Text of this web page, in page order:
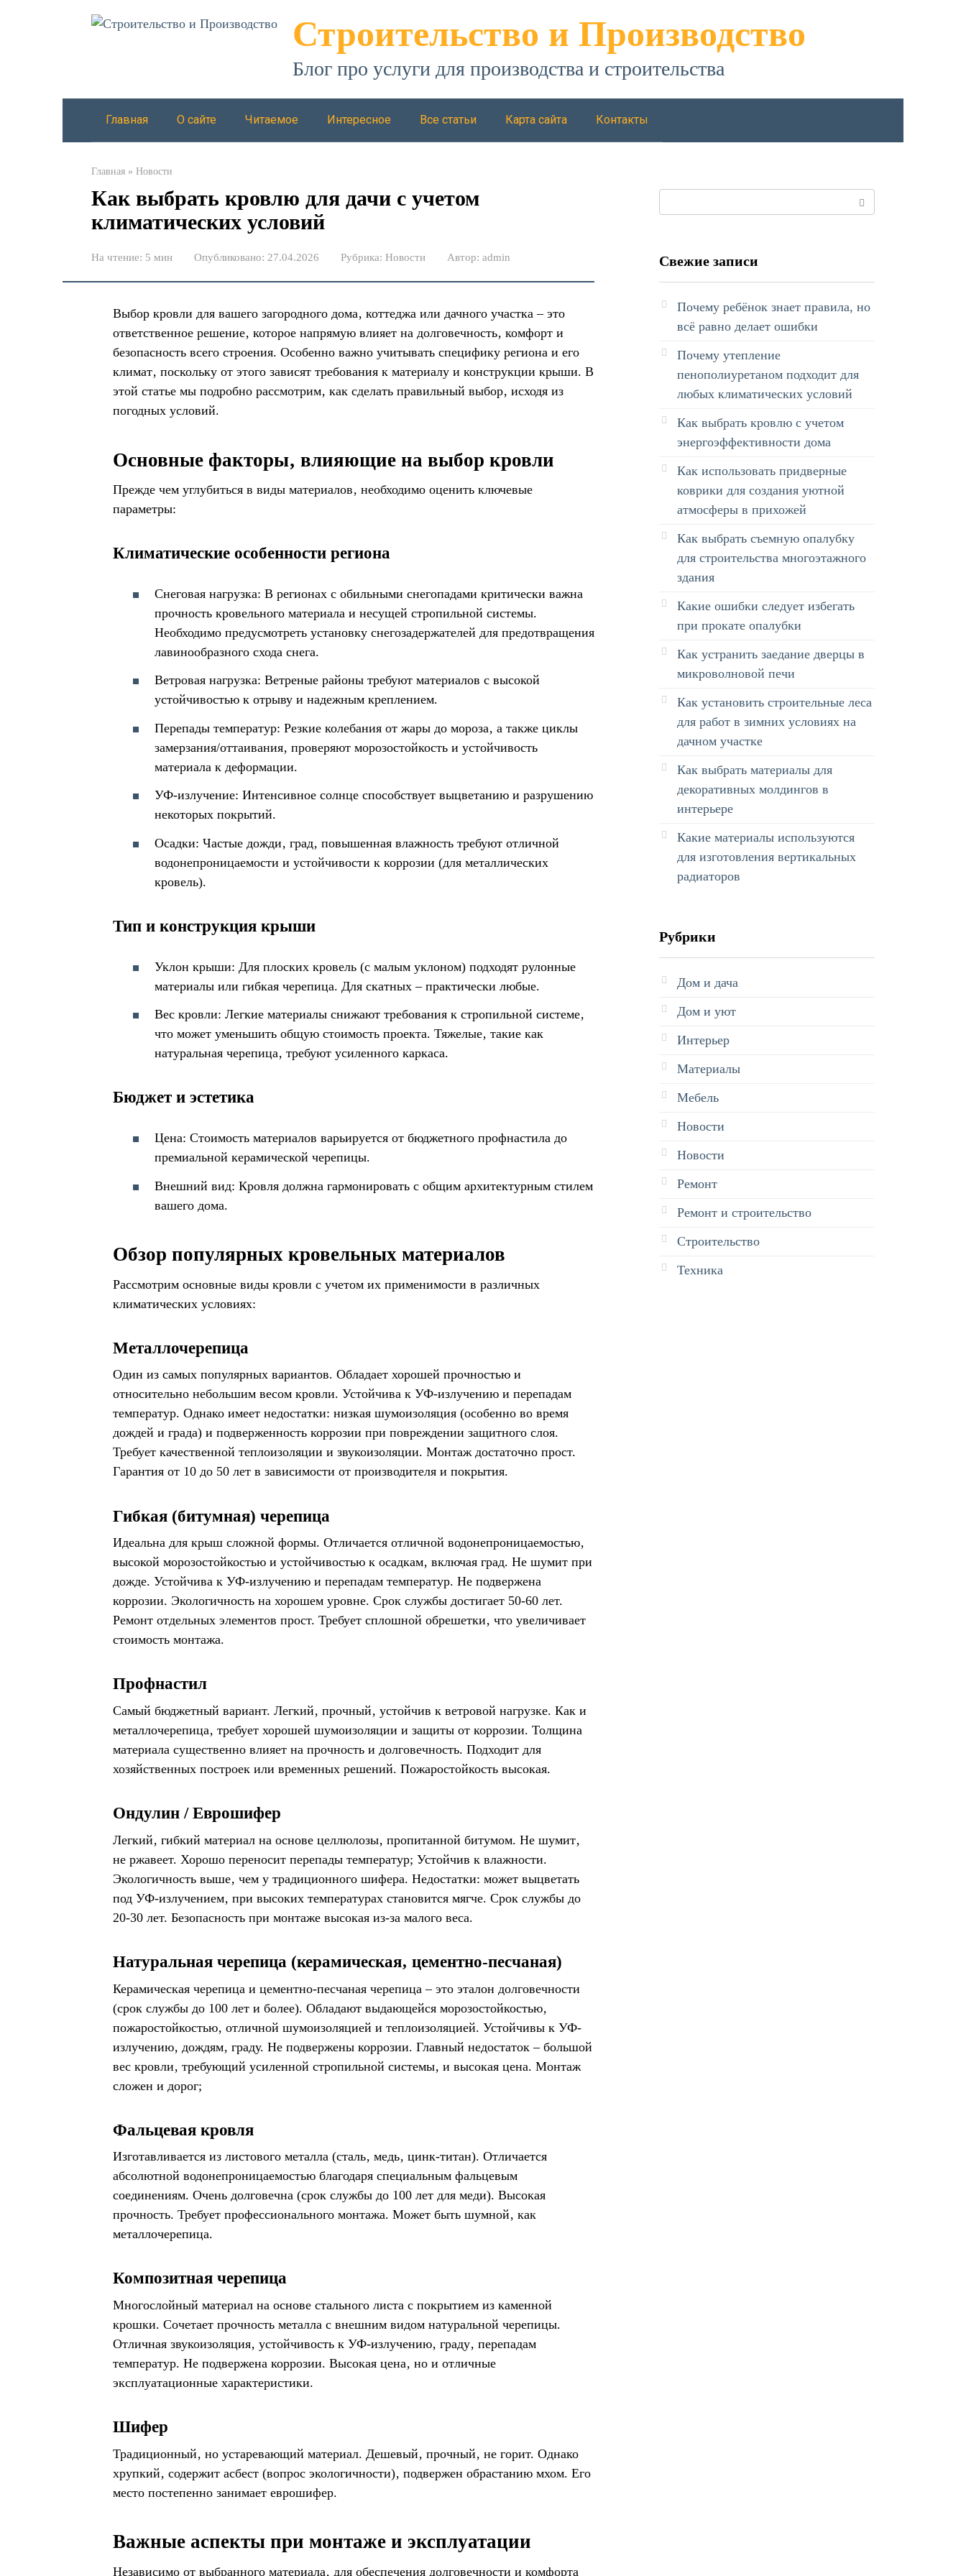
Строительство и Производство
Блог про услуги для производства и строительства
Главная О сайте Читаемое Интересное Все статьи Карта сайта Контакты
Главная » Новости
Как выбрать кровлю для дачи с учетом
климатических условий
На чтение: 5 мин Опубликовано: 27.04.2026 Рубрика: Новости Автор: admin
Выбор кровли для вашего загородного дома‚ коттеджа или дачного участка – это
ответственное решение‚ которое напрямую влияет на долговечность‚ комфорт и
безопасность всего строения. Особенно важно учитывать специфику региона и его
климат‚ поскольку от этого зависят требования к материалу и конструкции крыши. В
этой статье мы подробно рассмотрим‚ как сделать правильный выбор‚ исходя из
погодных условий.
Основные факторы‚ влияющие на выбор кровли
Прежде чем углубиться в виды материалов‚ необходимо оценить ключевые
параметры:
Климатические особенности региона
Снеговая нагрузка: В регионах с обильными снегопадами критически важна
прочность кровельного материала и несущей стропильной системы.
Необходимо предусмотреть установку снегозадержателей для предотвращения
лавинообразного схода снега.
Ветровая нагрузка: Ветреные районы требуют материалов с высокой
устойчивостью к отрыву и надежным креплением.
Перепады температур: Резкие колебания от жары до мороза‚ а также циклы
замерзания/оттаивания‚ проверяют морозостойкость и устойчивость
материала к деформации.
УФ-излучение: Интенсивное солнце способствует выцветанию и разрушению
некоторых покрытий.
Осадки: Частые дожди‚ град‚ повышенная влажность требуют отличной
водонепроницаемости и устойчивости к коррозии (для металлических
кровель).
Тип и конструкция крыши
Уклон крыши: Для плоских кровель (с малым уклоном) подходят рулонные
материалы или гибкая черепица. Для скатных – практически любые.
Вес кровли: Легкие материалы снижают требования к стропильной системе‚
что может уменьшить общую стоимость проекта. Тяжелые‚ такие как
натуральная черепица‚ требуют усиленного каркаса.
Бюджет и эстетика
Цена: Стоимость материалов варьируется от бюджетного профнастила до
премиальной керамической черепицы.
Внешний вид: Кровля должна гармонировать с общим архитектурным стилем
вашего дома.
Обзор популярных кровельных материалов
Рассмотрим основные виды кровли с учетом их применимости в различных
климатических условиях:
Металлочерепица
Один из самых популярных вариантов. Обладает хорошей прочностью и
относительно небольшим весом кровли. Устойчива к УФ-излучению и перепадам
температур. Однако имеет недостатки: низкая шумоизоляция (особенно во время
дождей и града) и подверженность коррозии при повреждении защитного слоя.
Требует качественной теплоизоляции и звукоизоляции. Монтаж достаточно прост.
Гарантия от 10 до 50 лет в зависимости от производителя и покрытия.
Гибкая (битумная) черепица
Идеальна для крыш сложной формы. Отличается отличной водонепроницаемостью‚
высокой морозостойкостью и устойчивостью к осадкам‚ включая град. Не шумит при
дожде. Устойчива к УФ-излучению и перепадам температур. Не подвержена
коррозии. Экологичность на хорошем уровне. Срок службы достигает 50-60 лет.
Ремонт отдельных элементов прост. Требует сплошной обрешетки‚ что увеличивает
стоимость монтажа.
Профнастил
Самый бюджетный вариант. Легкий‚ прочный‚ устойчив к ветровой нагрузке. Как и
металлочерепица‚ требует хорошей шумоизоляции и защиты от коррозии. Толщина
материала существенно влияет на прочность и долговечность. Подходит для
хозяйственных построек или временных решений. Пожаростойкость высокая.
Ондулин / Еврошифер
Легкий‚ гибкий материал на основе целлюлозы‚ пропитанной битумом. Не шумит‚
не ржавеет. Хорошо переносит перепады температур; Устойчив к влажности.
Экологичность выше‚ чем у традиционного шифера. Недостатки: может выцветать
под УФ-излучением‚ при высоких температурах становится мягче. Срок службы до
20-30 лет. Безопасность при монтаже высокая из-за малого веса.
Натуральная черепица (керамическая‚ цементно-песчаная)
Керамическая черепица и цементно-песчаная черепица – это эталон долговечности
(срок службы до 100 лет и более). Обладают выдающейся морозостойкостью‚
пожаростойкостью‚ отличной шумоизоляцией и теплоизоляцией. Устойчивы к УФ-
излучению‚ дождям‚ граду. Не подвержены коррозии. Главный недостаток – большой
вес кровли‚ требующий усиленной стропильной системы‚ и высокая цена. Монтаж
сложен и дорог;
Фальцевая кровля
Изготавливается из листового металла (сталь‚ медь‚ цинк-титан). Отличается
абсолютной водонепроницаемостью благодаря специальным фальцевым
соединениям. Очень долговечна (срок службы до 100 лет для меди). Высокая
прочность. Требует профессионального монтажа. Может быть шумной‚ как
металлочерепица.
Композитная черепица
Многослойный материал на основе стального листа с покрытием из каменной
крошки. Сочетает прочность металла с внешним видом натуральной черепицы.
Отличная звукоизоляция‚ устойчивость к УФ-излучению‚ граду‚ перепадам
температур. Не подвержена коррозии. Высокая цена‚ но и отличные
эксплуатационные характеристики.
Шифер
Традиционный‚ но устаревающий материал. Дешевый‚ прочный‚ не горит. Однако
хрупкий‚ содержит асбест (вопрос экологичности)‚ подвержен обрастанию мхом. Его
место постепенно занимает еврошифер.
Важные аспекты при монтаже и эксплуатации
Независимо от выбранного материала‚ для обеспечения долговечности и комфорта
Свежие записи
Почему ребёнок знает правила, но
всё равно делает ошибки
Почему утепление
пенополиуретаном подходит для
любых климатических условий
Как выбрать кровлю с учетом
энергоэффективности дома
Как использовать придверные
коврики для создания уютной
атмосферы в прихожей
Как выбрать съемную опалубку
для строительства многоэтажного
здания
Какие ошибки следует избегать
при прокате опалубки
Как устранить заедание дверцы в
микроволновой печи
Как установить строительные леса
для работ в зимних условиях на
дачном участке
Как выбрать материалы для
декоративных молдингов в
интерьере
Какие материалы используются
для изготовления вертикальных
радиаторов
Рубрики
Дом и дача
Дом и уют
Интерьер
Материалы
Мебель
Новости
Новости
Ремонт
Ремонт и строительство
Строительство
Техника